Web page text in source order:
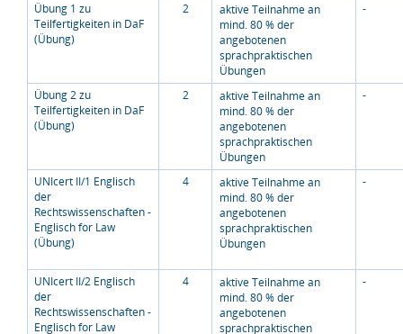
Übung 1 zu
Teilfertigkeiten in DaF
(Übung)
2
aktive Teilnahme an
mind. 80 % der
angebotenen
sprachpraktischen
Übungen
-
Übung 2 zu
Teilfertigkeiten in DaF
(Übung)
2
aktive Teilnahme an
mind. 80 % der
angebotenen
sprachpraktischen
Übungen
-
UNIcert II/1 Englisch
der
Rechtswissenschaften -
Englisch for Law
(Übung)
4
aktive Teilnahme an
mind. 80 % der
angebotenen
sprachpraktischen
Übungen
-
UNIcert II/2 Englisch
der
Rechtswissenschaften -
Englisch for Law
4
aktive Teilnahme an
mind. 80 % der
angebotenen
sprachpraktischen
-